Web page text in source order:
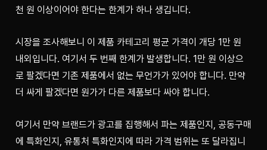
천 원 이상이어야 한다는 한계가 하나 생깁니다.
시장을 조사해보니 이 제품 카테고리 평균 가격이 개당 1만 원
내외입니다. 여기서 두 번째 한계가 발생합니다. 1만 원 이상으
로 팔겠다면 기존 제품에서 없는 무언가가 있어야 합니다. 만약
더 싸게 팔겠다면 원가가 다른 제품보다 싸야 합니다.
여기서 만약 브랜드가 광고를 집행해서 파는 제품인지, 공동구매
에 특화인지, 유통처 특화인지에 따라 가격 범위는 또 달라집니